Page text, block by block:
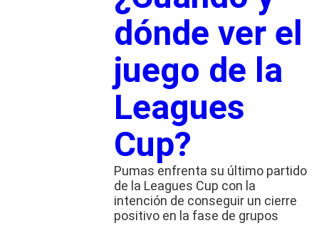
dónde ver el
juego de la
Leagues
Cup?
Pumas enfrenta su último partido
de la Leagues Cup con la
intención de conseguir un cierre
positivo en la fase de grupos